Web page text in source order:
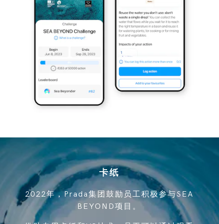
卡纸
2022年，Prada集团鼓励员工积极参与SEA
BEYOND项目。